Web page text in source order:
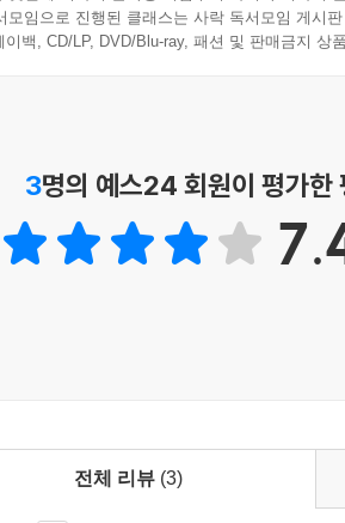
리가 고기 가운데서도 윗길로 치는 쇠
인 경우가 많다는 지적에는 눈살을 찌
도 안심하고 먹을 수 없는 현 상황을 개탄
정치경제학
고 싶은 말은 가장 핵심적으로 보여주는
협하는 마피아
모임으로 진행된 클래스는 사락 독서모임 게시
이백, CD/LP, DVD/Blu-ray, 패션 및 판매금지 상
3명의 예스24 회원이 평가한
전체 리뷰 (3)